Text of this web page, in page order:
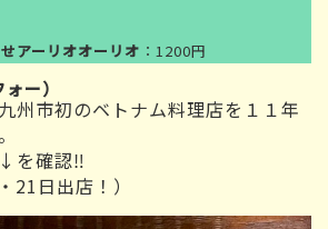
アーリオオーリオ ：1200円
ォー）
州市初のベトナム料理店を１１年
を確認‼
21日出店！）